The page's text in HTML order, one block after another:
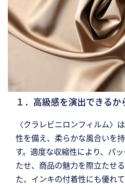
１．高級感を演出できるか
〈クラレビニロンフィルム〉
性を備え、柔らかな風合いを
す。適度な収縮性により、パ
たせ、商品の魅力を際立たせ
た、インキの付着性にも優れ